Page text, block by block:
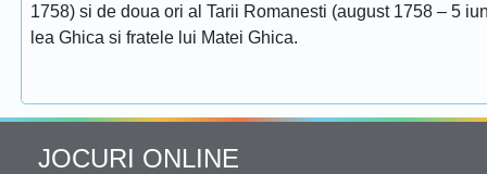
1758) si de doua ori al Tarii Romanesti (august 1758 – 5
lea Ghica si fratele lui Matei Ghica.
JOCURI ONLINE